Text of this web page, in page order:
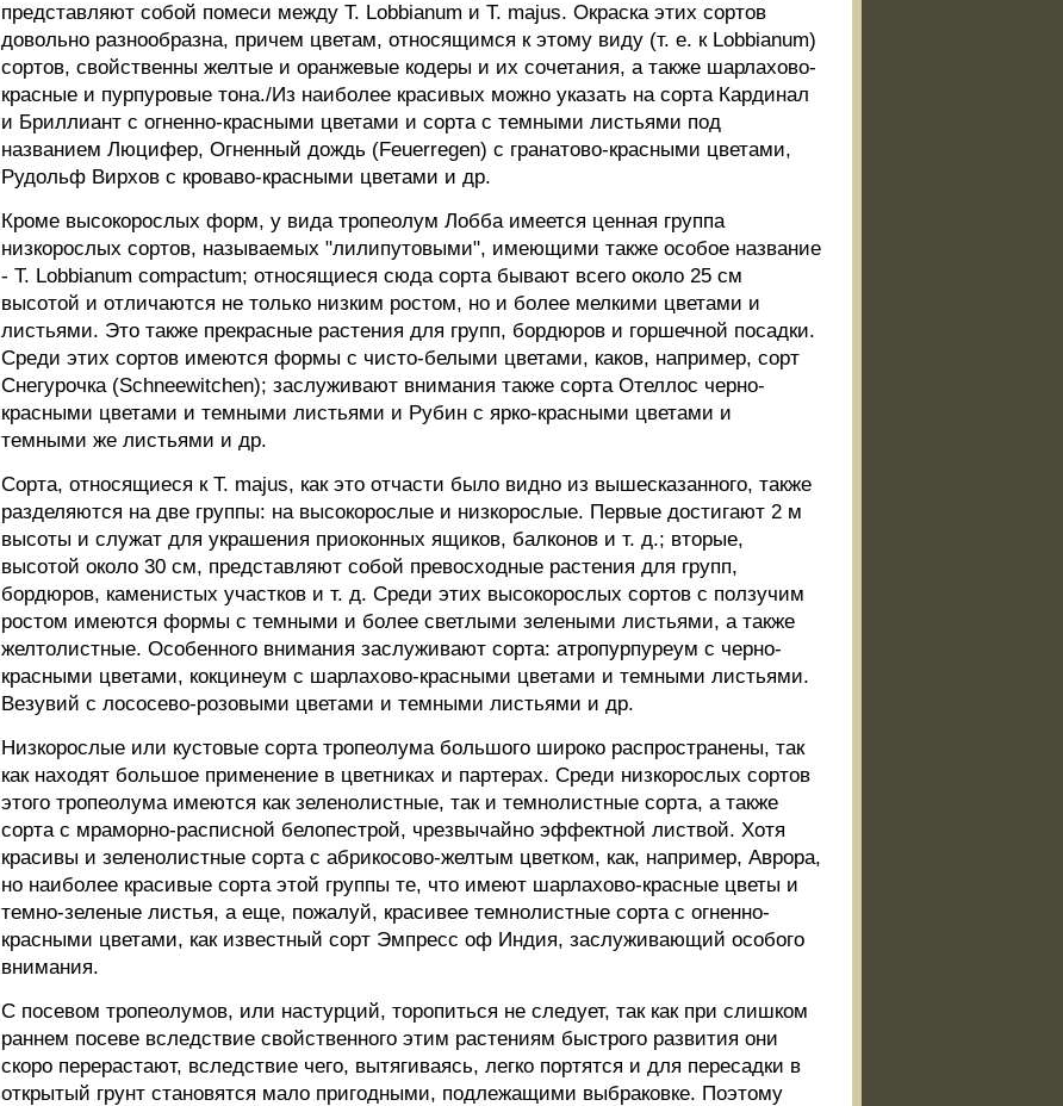
представляют собой помеси между Т. Lobbianum и Т. majus. Окраска этих сортов
довольно разнообразна, причем цветам, относящимся к этому виду (т. е. к Lobbianum)
сортов, свойственны желтые и оранжевые кодеры и их сочетания, а также шарлахово-
красные и пурпуровые тона./Из наиболее красивых можно указать на сорта Кардинал
и Бриллиант с огненно-красными цветами и сорта с темными листьями под
названием Люцифер, Огненный дождь (Feuerregen) с гранатово-красными цветами,
Рудольф Вирхов с кроваво-красными цветами и др.
Кроме высокорослых форм, у вида тропеолум Лобба имеется ценная группа
низкорослых сортов, называемых "лилипутовыми", имеющими также особое название
- Т. Lobbianum compactum; относящиеся сюда сорта бывают всего около 25 см
высотой и отличаются не только низким ростом, но и более мелкими цветами и
листьями. Это также прекрасные растения для групп, бордюров и горшечной посадки.
Среди этих сортов имеются формы с чисто-белыми цветами, каков, например, сорт
Снегурочка (Schneewitchen); заслуживают внимания также сорта Отеллос черно-
красными цветами и темными листьями и Рубин с ярко-красными цветами и
темными же листьями и др.
Сорта, относящиеся к Т. majus, как это отчасти было видно из вышесказанного, также
разделяются на две группы: на высокорослые и низкорослые. Первые достигают 2 м
высоты и служат для украшения приоконных ящиков, балконов и т. д.; вторые,
высотой около 30 см, представляют собой превосходные растения для групп,
бордюров, каменистых участков и т. д. Среди этих высокорослых сортов с ползучим
ростом имеются формы с темными и более светлыми зелеными листьями, а также
желтолистные. Особенного внимания заслуживают сорта: атропурпуреум с черно-
красными цветами, кокцинеум с шарлахово-красными цветами и темными листьями.
Везувий с лососево-розовыми цветами и темными листьями и др.
Низкорослые или кустовые сорта тропеолума большого широко распространены, так
как находят большое применение в цветниках и партерах. Среди низкорослых сортов
этого тропеолума имеются как зеленолистные, так и темнолистные сорта, а также
сорта с мраморно-расписной белопестрой, чрезвычайно эффектной листвой. Хотя
красивы и зеленолистные сорта с абрикосово-желтым цветком, как, например, Аврора,
но наиболее красивые сорта этой группы те, что имеют шарлахово-красные цветы и
темно-зеленые листья, а еще, пожалуй, красивее темнолистные сорта с огненно-
красными цветами, как известный сорт Эмпресс оф Индия, заслуживающий особого
внимания.
С посевом тропеолумов, или настурций, торопиться не следует, так как при слишком
раннем посеве вследствие свойственного этим растениям быстрого развития они
скоро перерастают, вследствие чего, вытягиваясь, легко портятся и для пересадки в
открытый грунт становятся мало пригодными, подлежащими выбраковке. Поэтому